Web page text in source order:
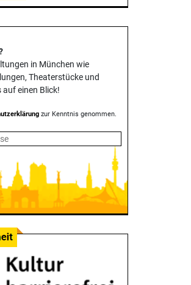
in München wie
Theater­stücke und
einen Blick!
zur Kenntnis genommen.